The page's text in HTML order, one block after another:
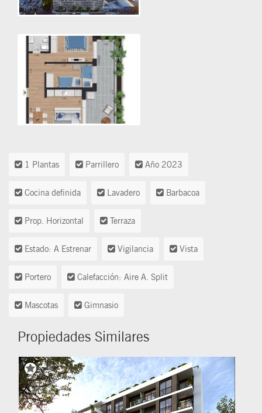
1 Plantas Parrillero Año 2023
Cocina definida Lavadero Barbacoa
Prop. Horizontal Terraza
Estado: A Estrenar Vigilancia Vista
Portero Calefacción: Aire A. Split
Mascotas Gimnasio
Propiedades Similares